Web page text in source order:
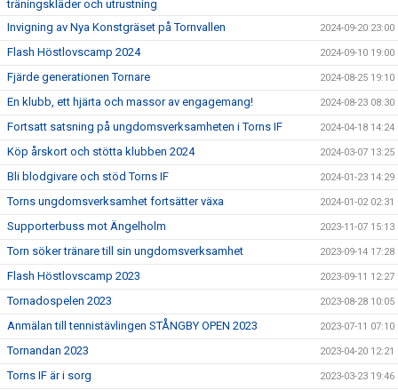
träningskläder och utrustning
Invigning av Nya Konstgräset på Tornvallen 2024-09-20 23:00
Flash Höstlovscamp 2024 2024-09-10 19:00
Fjärde generationen Tornare 2024-08-25 19:10
En klubb, ett hjärta och massor av engagemang! 2024-08-23 08:30
Fortsatt satsning på ungdomsverksamheten i Torns IF 2024-04-18 14:24
Köp årskort och stötta klubben 2024 2024-03-07 13:25
Bli blodgivare och stöd Torns IF 2024-01-23 14:29
Torns ungdomsverksamhet fortsätter växa 2024-01-02 02:31
Supporterbuss mot Ängelholm 2023-11-07 15:13
Torn söker tränare till sin ungdomsverksamhet 2023-09-14 17:28
Flash Höstlovscamp 2023 2023-09-11 12:27
Tornadospelen 2023 2023-08-28 10:05
Anmälan till tennistävlingen STÅNGBY OPEN 2023 2023-07-11 07:10
Tornandan 2023 2023-04-20 12:21
Torns IF är i sorg 2023-03-23 19:46